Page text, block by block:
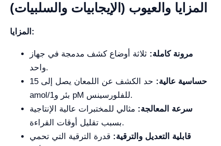
المزايا والعيوب (الإيجابيات والسلبيات)
المزايا:
مرونة كاملة: ثلاثة أوضاع كشف مدمجة في جهاز
واحد.
حساسية عالية:
حد الكشف عن اللمعان يصل إلى 15
amol/بئر و1 pM للفلورسينس.
سرعة المعالجة: مثالي للمختبرات عالية الإنتاجية
بسبب تقليل أوقات القراءة.
قابلية التعديل والترقية: قدرة الترقية التي تحمي